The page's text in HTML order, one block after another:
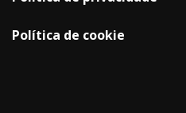
Política de cookie